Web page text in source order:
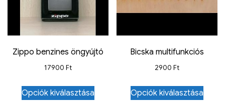
Zippo benzines öngyújtó
17900 Ft
Opciók kiválasztása
Bicska multifunkciós
2900Ft
Opciók kiválasztása